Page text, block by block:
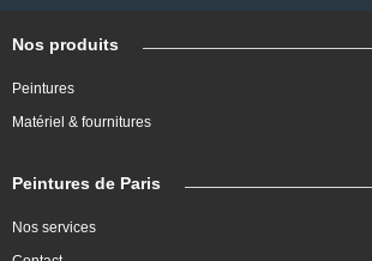
Nos produits
Peintures
Matériel & fournitures
Peintures de Paris
Nos services